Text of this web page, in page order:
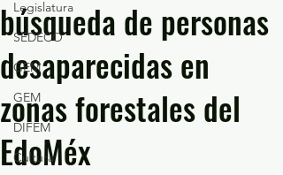
Legislatura
SEDECO
GEM
GEM
DIFEM
Cultura
búsqueda de personas
desaparecidas en
zonas forestales del
EdoMéx